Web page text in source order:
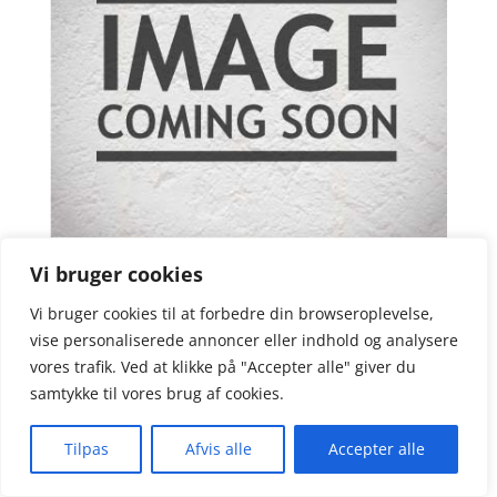
Vi bruger cookies
Vi bruger cookies til at forbedre din browseroplevelse,
vise personaliserede annoncer eller indhold og analysere
vores trafik. Ved at klikke på "Accepter alle" giver du
samtykke til vores brug af cookies.
Tilpas Afvis alle Accepter alle
Nordicare Voksolie Bianco
Vurderet
4.5
ud af 5
57,00